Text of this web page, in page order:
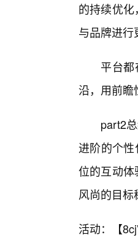
的持续优
与品牌进
平台
沿，用前瞻
part2
进阶的个
位的互动
风尚的目
活动：【